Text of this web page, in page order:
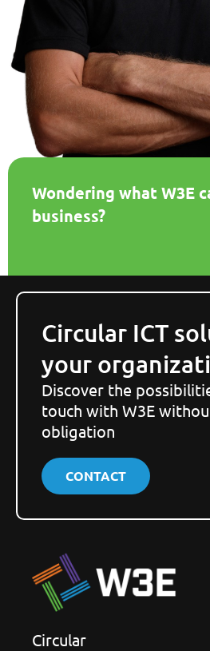
Wondering what W3E
business?
Circular ICT
your
Discover the
touch with W3E
obligation
CONTACT
Circular